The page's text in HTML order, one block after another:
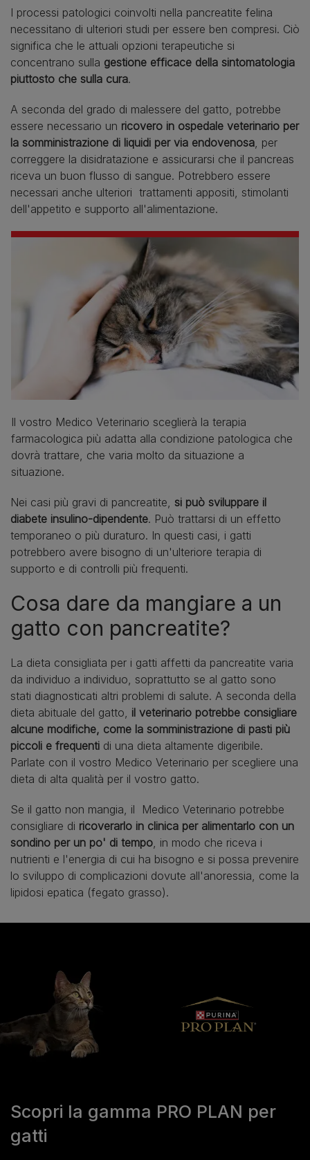
I processi patologici coinvolti nella pancreatite felina
necessitano di ulteriori studi per essere ben compresi. Ciò
significa che le attuali opzioni terapeutiche si
concentrano sulla gestione efficace della sintomatologia
piuttosto che sulla cura.
A seconda del grado di malessere del gatto, potrebbe
essere necessario un ricovero in ospedale veterinario per
la somministrazione di liquidi per via endovenosa , per
correggere la disidratazione e assicurarsi che il pancreas
riceva un buon flusso di sangue. Potrebbero essere
necessari anche ulteriori trattamenti appositi, stimolanti
dell'appetito e supporto all'alimentazione.
Il vostro Medico Veterinario sceglierà la terapia
farmacologica più adatta alla condizione patologica che
dovrà trattare, che varia molto da situazione a
situazione.
Nei casi più gravi di pancreatite, si può sviluppare il
diabete insulino-dipendente. Può trattarsi di un effetto
temporaneo o più duraturo. In questi casi, i gatti
potrebbero avere bisogno di un'ulteriore terapia di
supporto e di controlli più frequenti.
Cosa dare da mangiare a un
gatto con pancreatite?
La dieta consigliata per i gatti affetti da pancreatite varia
da individuo a individuo, soprattutto se al gatto sono
stati diagnosticati altri problemi di salute. A seconda della
dieta abituale del gatto, il veterinario potrebbe consigliare
alcune modifiche, come la somministrazione di pasti più
piccoli e frequenti di una dieta altamente digeribile.
Parlate con il vostro Medico Veterinario per scegliere una
dieta di alta qualità per il vostro gatto.
Se il gatto non mangia, il Medico Veterinario potrebbe
consigliare di ricoverarlo in clinica per alimentarlo con un
sondino per un po' di tempo , in modo che riceva i
nutrienti e l'energia di cui ha bisogno e si possa prevenire
lo sviluppo di complicazioni dovute all'anoressia, come la
lipidosi epatica (fegato grasso).
Scopri la gamma PRO PLAN per
gatti